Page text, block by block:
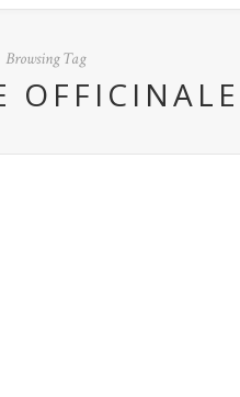
Browsing Tag
OFFICINALE